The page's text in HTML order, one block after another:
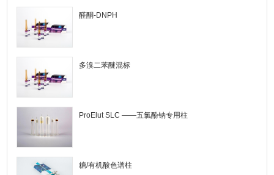
醛酮-DNPH
多溴二苯醚混标
ProElut SLC ——五氯酚钠专用柱
糖/有机酸色谱柱